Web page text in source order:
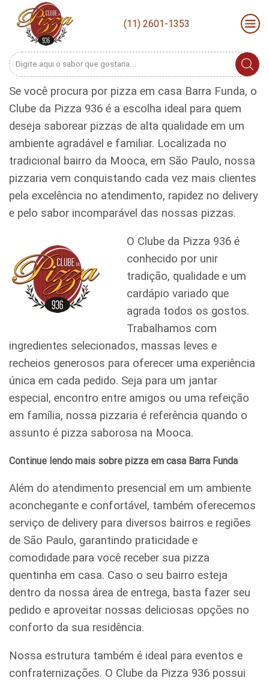
(11) 2601-1353
Search
Se você procura por pizza em casa Barra Funda, o
Clube da Pizza 936 é a escolha ideal para quem
deseja saborear pizzas de alta qualidade em um
ambiente agradável e familiar. Localizada no
tradicional bairro da Mooca, em São Paulo, nossa
pizzaria vem conquistando cada vez mais clientes
pela excelência no atendimento, rapidez no delivery
e pelo sabor incomparável das nossas pizzas.
O Clube da Pizza 936 é
conhecido por unir
tradição, qualidade e um
cardápio variado que
agrada todos os gostos.
Trabalhamos com
ingredientes selecionados, massas leves e
recheios generosos para oferecer uma experiência
única em cada pedido. Seja para um jantar
especial, encontro entre amigos ou uma refeição
em família, nossa pizzaria é referência quando o
assunto é pizza saborosa na Mooca.
Continue lendo mais sobre pizza em casa Barra Funda
Além do atendimento presencial em um ambiente
aconchegante e confortável, também oferecemos
serviço de delivery para diversos bairros e regiões
de São Paulo, garantindo praticidade e
comodidade para você receber sua pizza
quentinha em casa. Caso o seu bairro esteja
dentro da nossa área de entrega, basta fazer seu
pedido e aproveitar nossas deliciosas opções no
conforto da sua residência.
Nossa estrutura também é ideal para eventos e
confraternizações. O Clube da Pizza 936 possui